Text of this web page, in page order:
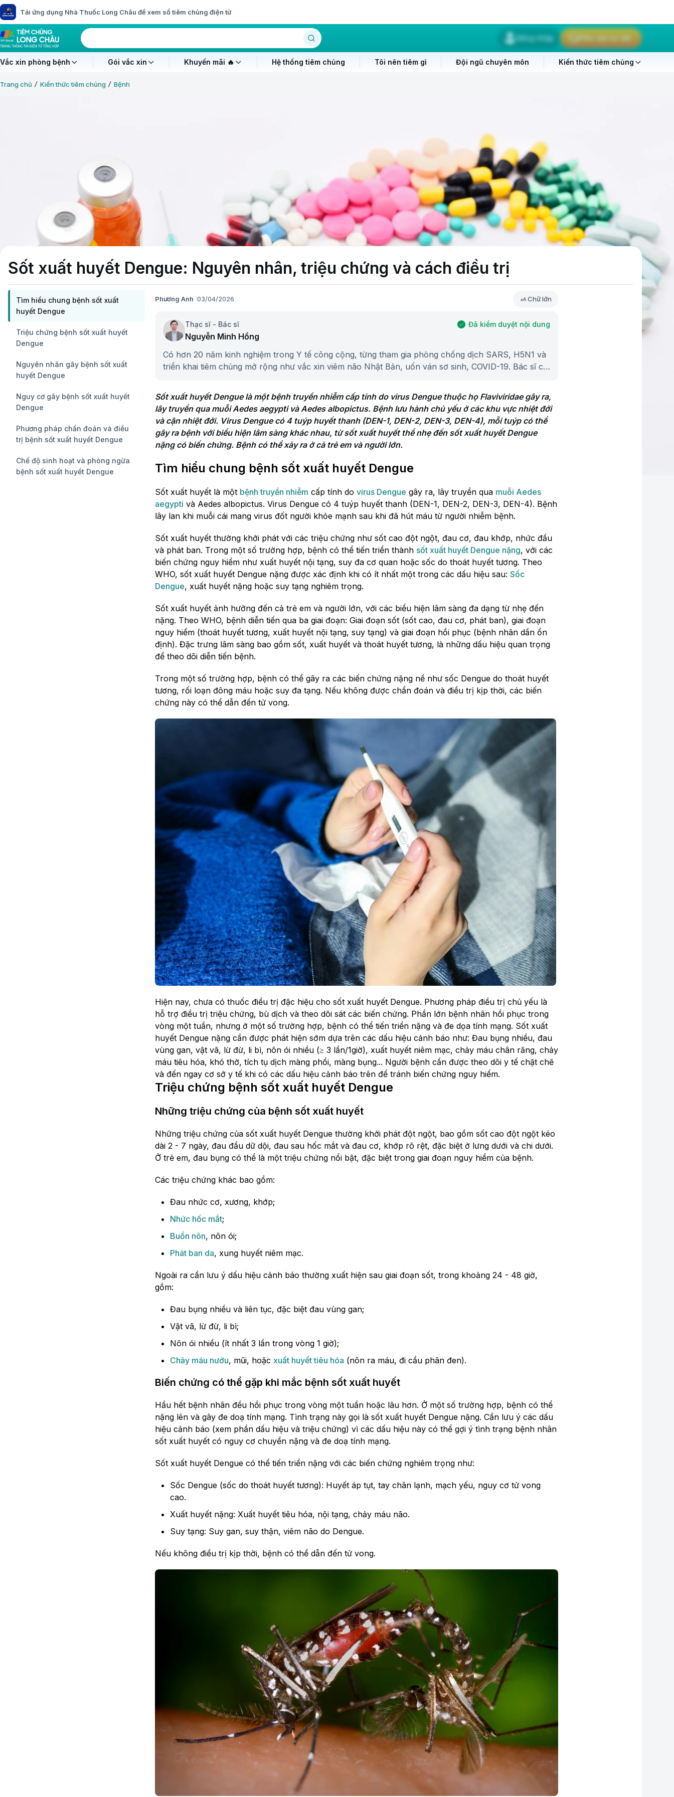
Tải ứng dụng Nhà Thuốc Long Châu để xem sổ tiêm chủng điện tử
Đăng nhập Yêu cầu tư vấn
Vắc xin phòng bệnh Gói vắc xin Khuyến mãi 🔥 Hệ thống tiêm chủng Tôi nên tiêm gì Đội ngũ chuyên môn Kiến thức tiêm chủng
Trang chủ Kiến thức tiêm chủng Bệnh
Sốt xuất huyết Dengue: Nguyên nhân, triệu chứng và cách điều trị
Tìm hiểu chung bệnh sốt xuất
huyết Dengue
Triệu chứng bệnh sốt xuất huyết
Dengue
Nguyên nhân gây bệnh sốt xuất
huyết Dengue
Nguy cơ gây bệnh sốt xuất huyết
Dengue
Phương pháp chẩn đoán và điều
trị bệnh sốt xuất huyết Dengue
Chế độ sinh hoạt và phòng ngừa
bệnh sốt xuất huyết Dengue
Phương Anh 03/04/2026 Chữ lớn
Thạc sĩ - Bác sĩ
Nguyễn Minh Hồng
Đã kiểm duyệt nội dung
Có hơn 20 năm kinh nghiệm trong Y tế công cộng, từng tham gia phòng chống dịch SARS, H5N1 và
triển khai tiêm chủng mở rộng như vắc xin viêm não Nhật Bản, uốn ván sơ sinh, COVID-19. Bác sĩ có
y tế dự phòng tại Việt Nam.
Sốt xuất huyết Dengue là một bệnh truyền nhiễm cấp tính do virus Dengue thuộc họ Flaviviridae gây ra,
lây truyền qua muỗi Aedes aegypti và Aedes albopictus. Bệnh lưu hành chủ yếu ở các khu vực nhiệt đới
và cận nhiệt đới. Virus Dengue có 4 tuýp huyết thanh (DEN-1, DEN-2, DEN-3, DEN-4), mỗi tuýp có thể
gây ra bệnh với biểu hiện lâm sàng khác nhau, từ sốt xuất huyết thể nhẹ đến sốt xuất huyết Dengue
nặng có biến chứng. Bệnh có thể xảy ra ở cả trẻ em và người lớn.
Tìm hiểu chung bệnh sốt xuất huyết Dengue
Sốt xuất huyết là một bệnh truyền nhiễm cấp tính do virus Dengue gây ra, lây truyền qua muỗi Aedes
aegypti và Aedes albopictus. Virus Dengue có 4 tuýp huyết thanh (DEN-1, DEN-2, DEN-3, DEN-4). Bệnh
lây lan khi muỗi cái mang virus đốt người khỏe mạnh sau khi đã hút máu từ người nhiễm bệnh.
Sốt xuất huyết thường khởi phát với các triệu chứng như sốt cao đột ngột, đau cơ, đau khớp, nhức đầu
và phát ban. Trong một số trường hợp, bệnh có thể tiến triển thành sốt xuất huyết Dengue nặng, với các
biến chứng nguy hiểm như xuất huyết nội tạng, suy đa cơ quan hoặc sốc do thoát huyết tương. Theo
WHO, sốt xuất huyết Dengue nặng được xác định khi có ít nhất một trong các dấu hiệu sau: Sốc
Dengue, xuất huyết nặng hoặc suy tạng nghiêm trọng.
Sốt xuất huyết ảnh hưởng đến cả trẻ em và người lớn, với các biểu hiện lâm sàng đa dạng từ nhẹ đến
nặng. Theo WHO, bệnh diễn tiến qua ba giai đoạn: Giai đoạn sốt (sốt cao, đau cơ, phát ban), giai đoạn
nguy hiểm (thoát huyết tương, xuất huyết nội tạng, suy tạng) và giai đoạn hồi phục (bệnh nhân dần ổn
định). Đặc trưng lâm sàng bao gồm sốt, xuất huyết và thoát huyết tương, là những dấu hiệu quan trọng
để theo dõi diễn tiến bệnh.
Trong một số trường hợp, bệnh có thể gây ra các biến chứng nặng nề như sốc Dengue do thoát huyết
tương, rối loạn đông máu hoặc suy đa tạng. Nếu không được chẩn đoán và điều trị kịp thời, các biến
chứng này có thể dẫn đến tử vong.
Hiện nay, chưa có thuốc điều trị đặc hiệu cho sốt xuất huyết Dengue. Phương pháp điều trị chủ yếu là
hỗ trợ điều trị triệu chứng, bù dịch và theo dõi sát các biến chứng. Phần lớn bệnh nhân hồi phục trong
vòng một tuần, nhưng ở một số trường hợp, bệnh có thể tiến triển nặng và đe dọa tính mạng. Sốt xuất
huyết Dengue nặng cần được phát hiện sớm dựa trên các dấu hiệu cảnh báo như: Đau bụng nhiều, đau
vùng gan, vật vã, lừ đừ, li bì, nôn ói nhiều (≥ 3 lần/1giờ), xuất huyết niêm mạc, chảy máu chân răng, chảy
máu tiêu hóa, khó thở, tích tụ dịch màng phổi, màng bụng... Người bệnh cần được theo dõi y tế chặt chẽ
và đến ngay cơ sở y tế khi có các dấu hiệu cảnh báo trên để tránh biến chứng nguy hiểm.
Triệu chứng bệnh sốt xuất huyết Dengue
Những triệu chứng của bệnh sốt xuất huyết
Những triệu chứng của sốt xuất huyết Dengue thường khởi phát đột ngột, bao gồm sốt cao đột ngột kéo
dài 2 - 7 ngày, đau đầu dữ dội, đau sau hốc mắt và đau cơ, khớp rõ rệt, đặc biệt ở lưng dưới và chi dưới.
Ở trẻ em, đau bụng có thể là một triệu chứng nổi bật, đặc biệt trong giai đoạn nguy hiểm của bệnh.
Các triệu chứng khác bao gồm:
Đau nhức cơ, xương, khớp;
Nhức hốc mắt;
Buồn nôn, nôn ói;
Phát ban da, xung huyết niêm mạc.
Ngoài ra cần lưu ý dấu hiệu cảnh báo thường xuất hiện sau giai đoạn sốt, trong khoảng 24 - 48 giờ,
gồm:
Đau bụng nhiều và liên tục, đặc biệt đau vùng gan;
Vật vã, lừ đừ, li bì;
Nôn ói nhiều (ít nhất 3 lần trong vòng 1 giờ);
Chảy máu nướu, mũi, hoặc xuất huyết tiêu hóa (nôn ra máu, đi cầu phân đen).
Biến chứng có thể gặp khi mắc bệnh sốt xuất huyết
Hầu hết bệnh nhân đều hồi phục trong vòng một tuần hoặc lâu hơn. Ở một số trường hợp, bệnh có thể
nặng lên và gây đe doạ tính mạng. Tình trạng này gọi là sốt xuất huyết Dengue nặng. Cần lưu ý các dấu
hiệu cảnh báo (xem phần dấu hiệu và triệu chứng) vì các dấu hiệu này có thể gợi ý tình trạng bệnh nhân
sốt xuất huyết có nguy cơ chuyển nặng và đe doạ tính mạng.
Sốt xuất huyết Dengue có thể tiến triển nặng với các biến chứng nghiêm trọng như:
Sốc Dengue (sốc do thoát huyết tương): Huyết áp tụt, tay chân lạnh, mạch yếu, nguy cơ tử vong
cao.
Xuất huyết nặng: Xuất huyết tiêu hóa, nội tạng, chảy máu não.
Suy tạng: Suy gan, suy thận, viêm não do Dengue.
Nếu không điều trị kịp thời, bệnh có thể dẫn đến tử vong.